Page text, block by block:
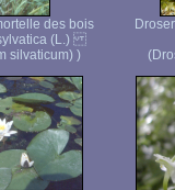
des bois
(L.)
silvaticum) )